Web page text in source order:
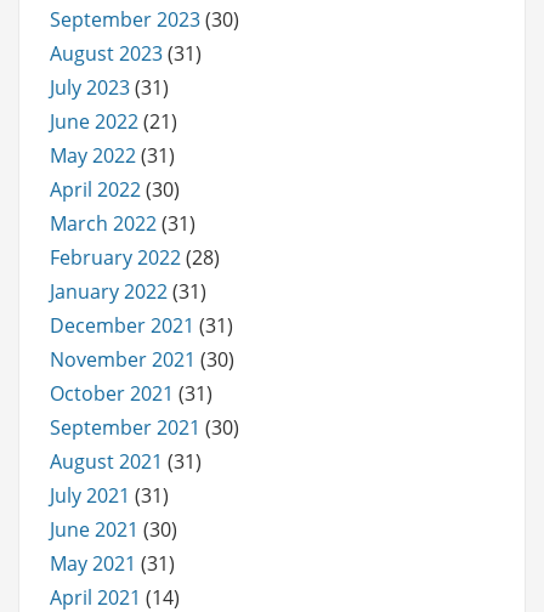
September 2023(30)
August 2023(31)
July 2023(31)
June 2022(21)
May 2022(31)
April 2022(30)
March 2022(31)
February 2022(28)
January 2022(31)
December 2021 (31)
November 2021 (30)
October 2021 (31)
September 2021 (30)
August 2021 (31)
July 2021 (31)
June 2021 (30)
May 2021 (31)
April 2021 (14)